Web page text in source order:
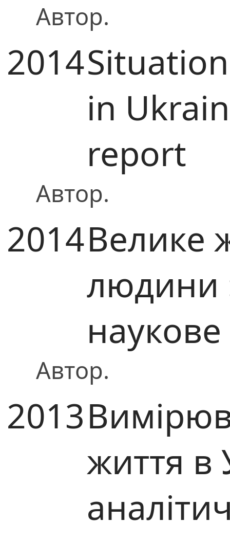
Автор.
2014
in
report
Автор.
2014Велике
людини
Автор.
2013
життя в